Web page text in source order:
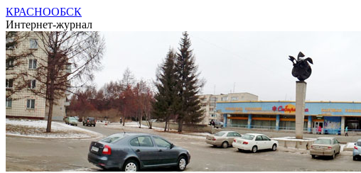
КРАСНООБСК
Интернет-журнал